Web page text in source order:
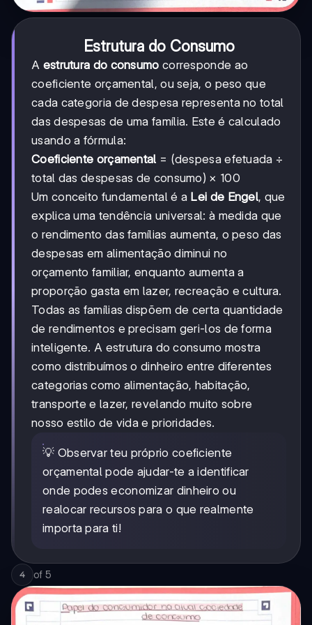
Estrutura do Consumo
A estrutura do consumo corresponde ao
coeficiente orçamental, ou seja, o peso que
cada categoria de despesa representa no total
das despesas de uma família. Este é calculado
usando a fórmula:
Coeficiente orçamental = (despesa efetuada ÷
total das despesas de consumo) × 100
Um conceito fundamental é a Lei de Engel, que
explica uma tendência universal: à medida que
o rendimento das famílias aumenta, o peso das
despesas em alimentação diminui no
orçamento familiar, enquanto aumenta a
proporção gasta em lazer, recreação e cultura.
Todas as famílias dispõem de certa quantidade
de rendimentos e precisam geri-los de forma
inteligente. A estrutura do consumo mostra
como distribuímos o dinheiro entre diferentes
categorias como alimentação, habitação,
transporte e lazer, revelando muito sobre
nosso estilo de vida e prioridades.
💡 Observar teu próprio coeficiente
orçamental pode ajudar-te a identificar
onde podes economizar dinheiro ou
realocar recursos para o que realmente
importa para ti!
4 of 5